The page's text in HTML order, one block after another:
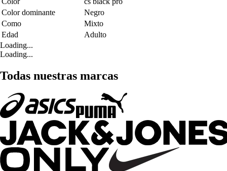
Color dominante
Negro
Como
Mixto
Edad
Adulto
Loading...
Loading...
Todas nuestras marcas